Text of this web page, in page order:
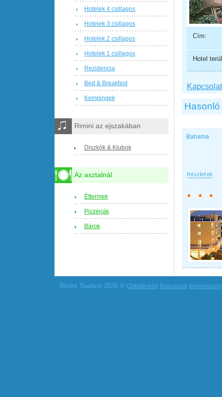
Cím:
Hotel
Bahama
Hotelek 4 csillagos
Hotelek 3 csillagos
Hotelek 2 csillagos
Hotelek 1 csillagos
Rezidencia
Bed & Breakfast
Kempingek
Rimini az ejszakában
Diszkók & Klubok
Az asztalnál
Éttermek
Pizzériák
Bárok
Rimini Tourism 2026 © Oldaltérkép Kapcsolat Impresszum